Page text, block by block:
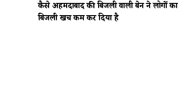
कैसे अहमदाबाद की बिजली वाली बेन ने लोगों का
बिजली खर्च कम कर दिया है